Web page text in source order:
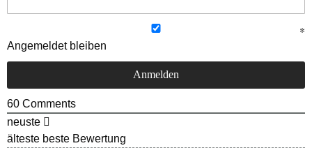
Angemeldet bleiben
60 Comments
neuste
älteste beste Bewertung